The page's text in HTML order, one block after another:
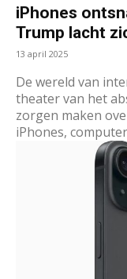
iPhones
Trump lacht
13 april 2025
De wereld van
theater van het
zorgen maken
iPhones,